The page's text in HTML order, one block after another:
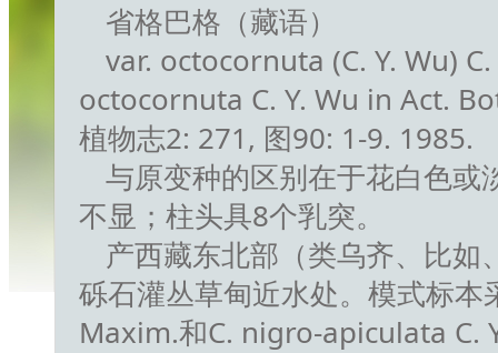
省格巴格（藏语）
var. octocornuta (C. Y. Wu)
octocornuta C. Y. Wu in Act.
植物志2: 271, 图90: 1-9. 1985.
与原变种的区别在于花白色或
不显；柱头具8个乳突。
产西藏东北部（类乌齐、比
砾石灌丛草甸近水处。模式标
Maxim.和C. nigro-apiculata C.